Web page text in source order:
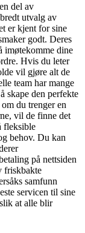
del av
utvalg av
er kjent for sine
godt. Deres
imøtekomme dine
Hvis du leter
vil gjøre alt de
team har mange
skape den perfekte
du trenger en
vil de finne det
fleksible
behov. Du kan
på nettsiden
friskbakte
samfunn
servicen til sine
at alle blir